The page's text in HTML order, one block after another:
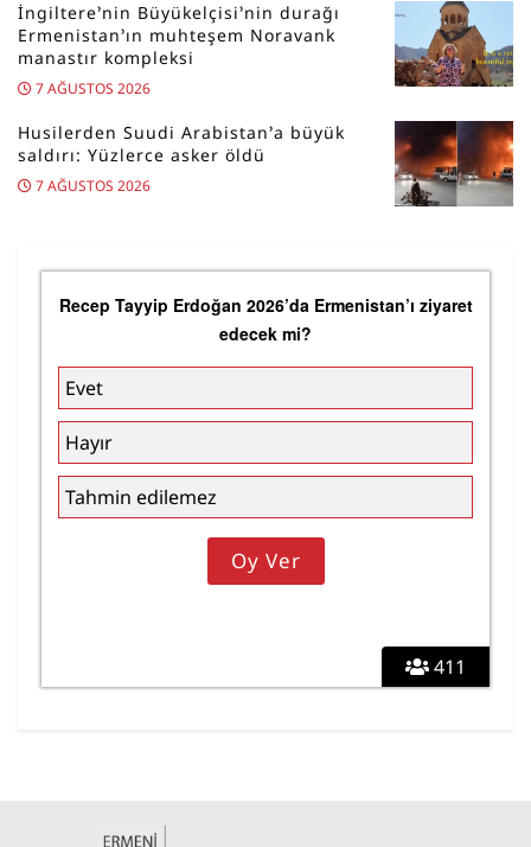
İngiltere’nin Büyükelçisi’nin durağı
Ermenistan’ın muhteşem Noravank
manastır kompleksi
7 AĞUSTOS 2026
Husilerden Suudi Arabistan’a büyük
saldırı: Yüzlerce asker öldü
7 AĞUSTOS 2026
411
Recep Tayyip Erdoğan 2026’da Ermenistan’ı ziyaret
edecek mi?
Evet
Hayır
Tahmin edilemez